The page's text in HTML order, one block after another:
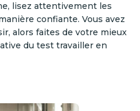
lisez attentivement les
confiante. Vous avez
alors faites de votre mieux
du test travailler en